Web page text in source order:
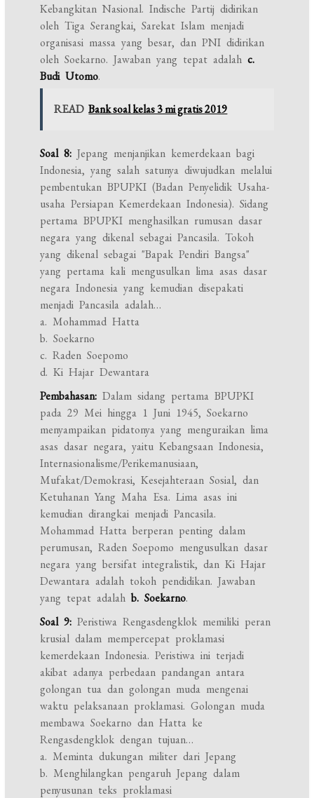
Kebangkitan Nasional. Indische Partij didirikan
oleh Tiga Serangkai, Sarekat Islam menjadi
organisasi massa yang besar, dan PNI didirikan
oleh Soekarno. Jawaban yang tepat adalahc.
Budi Utomo.
READ Bank soal kelas 3 mi gratis 2019
Soal 8: Jepang menjanjikan kemerdekaan bagi
Indonesia, yang salah satunya diwujudkan melalui
pembentukan BPUPKI (Badan Penyelidik Usaha-
usaha Persiapan Kemerdekaan Indonesia). Sidang
pertama BPUPKI menghasilkan rumusan dasar
negara yang dikenal sebagai Pancasila. Tokoh
yang dikenal sebagai "Bapak Pendiri Bangsa"
yang pertama kali mengusulkan lima asas dasar
negara Indonesia yang kemudian disepakati
menjadi Pancasila adalah…
a. Mohammad Hatta
b. Soekarno
c. Raden Soepomo
d. Ki Hajar Dewantara
Pembahasan: Dalam sidang pertama BPUPKI
pada 29 Mei hingga 1 Juni 1945, Soekarno
menyampaikan pidatonya yang menguraikan lima
asas dasar negara, yaitu Kebangsaan Indonesia,
Internasionalisme/Perikemanusiaan,
Mufakat/Demokrasi, Kesejahteraan Sosial, dan
Ketuhanan Yang Maha Esa. Lima asas ini
kemudian dirangkai menjadi Pancasila.
Mohammad Hatta berperan penting dalam
perumusan, Raden Soepomo mengusulkan dasar
negara yang bersifat integralistik, dan Ki Hajar
Dewantara adalah tokoh pendidikan. Jawaban
yang tepat adalahb. Soekarno.
Soal 9: Peristiwa Rengasdengklok memiliki peran
krusial dalam mempercepat proklamasi
kemerdekaan Indonesia. Peristiwa ini terjadi
akibat adanya perbedaan pandangan antara
golongan tua dan golongan muda mengenai
waktu pelaksanaan proklamasi. Golongan muda
membawa Soekarno dan Hatta ke
Rengasdengklok dengan tujuan…
a. Meminta dukungan militer dari Jepang
b. Menghilangkan pengaruh Jepang dalam
penyusunan teks proklamasi